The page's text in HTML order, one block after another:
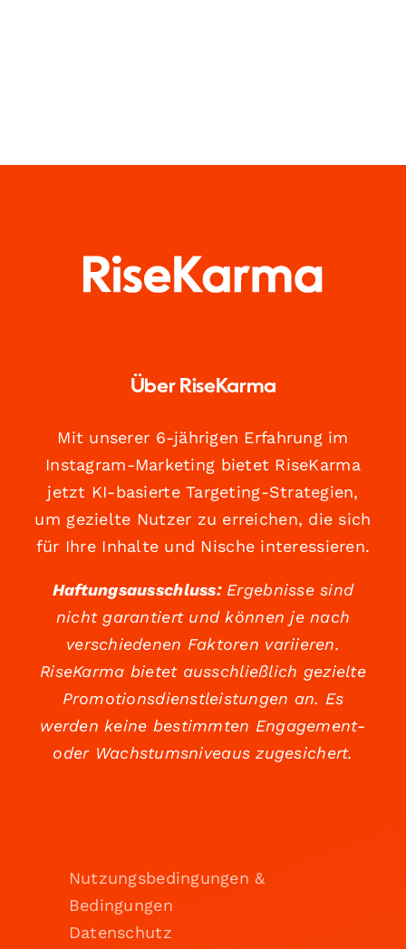
Über RiseKarma
Mit unserer 6-jährigen Erfahrung im
Instagram-Marketing bietet RiseKarma
jetzt KI-basierte Targeting-Strategien,
um gezielte Nutzer zu erreichen, die sich
für Ihre Inhalte und Nische interessieren.
Haftungsausschluss:Ergebnisse sind
nicht garantiert und können je nach
verschiedenen Faktoren variieren.
RiseKarma bietet ausschließlich gezielte
Promotionsdienstleistungen an. Es
werden keine bestimmten Engagement-
oder Wachstumsniveaus zugesichert.
Nutzungsbedingungen &
Bedingungen
Datenschutz